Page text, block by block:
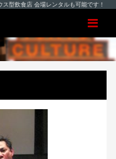
型飲食店 会場レンタルも可能です！